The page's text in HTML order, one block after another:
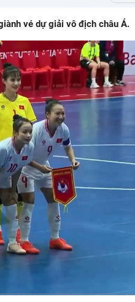
vé dự giải vô địch châu Á.